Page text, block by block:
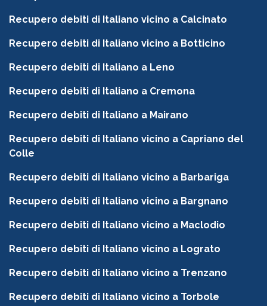
Recupero debiti di Italiano vicino a Calcinato
Recupero debiti di Italiano vicino a Botticino
Recupero debiti di Italiano a Leno
Recupero debiti di Italiano a Cremona
Recupero debiti di Italiano a Mairano
Recupero debiti di Italiano vicino a Capriano del
Colle
Recupero debiti di Italiano vicino a Barbariga
Recupero debiti di Italiano vicino a Bargnano
Recupero debiti di Italiano vicino a Maclodio
Recupero debiti di Italiano vicino a Lograto
Recupero debiti di Italiano vicino a Trenzano
Recupero debiti di Italiano vicino a Torbole